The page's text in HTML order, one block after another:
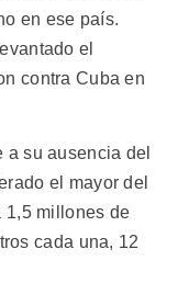
en ese país.
el
contra Cuba en
a su ausencia del
el mayor del
1,5 millones de
cada una, 12